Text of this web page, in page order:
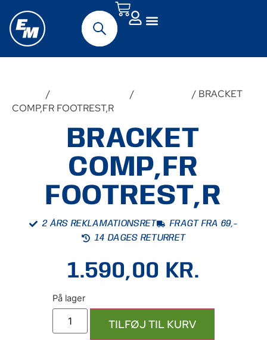
/ /
/ BRACKET
COMP,FR FOOTREST,R
BRACKET
COMP,FR
FOOTREST,R
2 ÅRS REKLAMATIONSRET
FRAGT FRA 69,-
14 DAGES RETURRET
1.590,00 KR.
TILFØJ TIL KURV